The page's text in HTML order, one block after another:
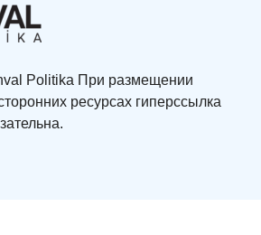
Politika При размещении
ресурсах гиперссылка